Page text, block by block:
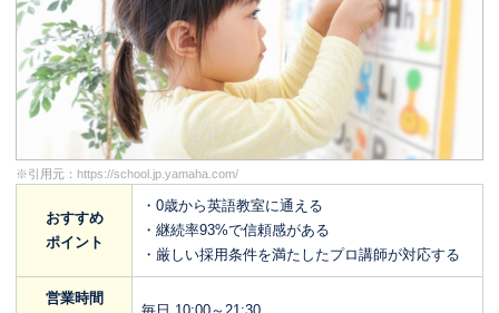
※引用元： https://school.jp.yamaha.com/
おすすめ
ポイント
・0歳から英語教室に通える
・継続率93%で信頼感がある
・厳しい採用条件を満たしたプロ講師が対応する
営業時間